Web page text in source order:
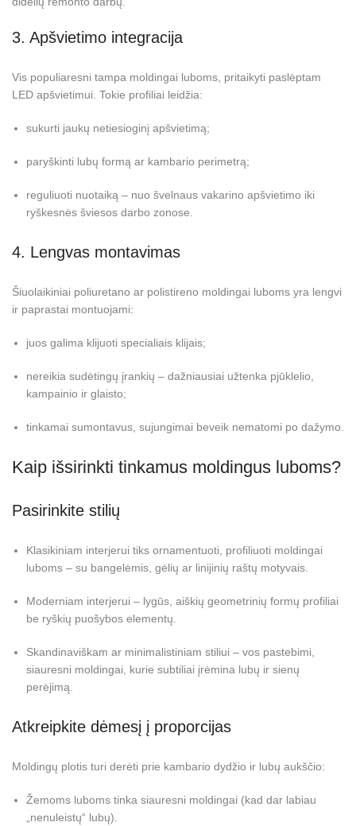
3. Apšvietimo integracija
Vis populiaresni tampa moldingai luboms, pritaikyti paslėptam
LED apšvietimui. Tokie profiliai leidžia:
sukurti jaukų netiesioginį apšvietimą;
paryškinti lubų formą ar kambario perimetrą;
reguliuoti nuotaiką – nuo švelnaus vakarino apšvietimo iki
ryškesnės šviesos darbo zonose.
4. Lengvas montavimas
Šiuolaikiniai poliuretano ar polistireno moldingai luboms yra lengvi
ir paprastai montuojami:
juos galima klijuoti specialiais klijais;
nereikia sudėtingų įrankių – dažniausiai užtenka pjūklelio,
kampainio ir glaisto;
tinkamai sumontavus, sujungimai beveik nematomi po dažymo.
Kaip išsirinkti tinkamus moldingus luboms?
Pasirinkite stilių
Klasikiniam interjerui tiks ornamentuoti, profiliuoti moldingai
luboms – su bangelėmis, gėlių ar linijinių raštų motyvais.
Moderniam interjerui – lygūs, aiškių geometrinių formų profiliai
be ryškių puošybos elementų.
Skandinaviškam ar minimalistiniam stiliui – vos pastebimi,
siauresni moldingai, kurie subtiliai įrėmina lubų ir sienų
perėjimą.
Atkreipkite dėmesį į proporcijas
Moldingų plotis turi derėti prie kambario dydžio ir lubų aukščio:
Žemoms luboms tinka siauresni moldingai (kad dar labiau
„nenuleistų“ lubų).